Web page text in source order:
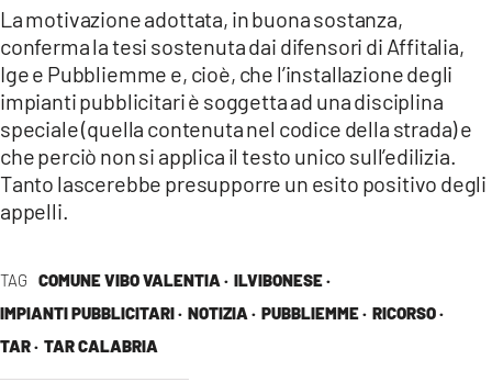
TAG COMUNE VIBO VALENTIA · ILVIBONESE ·
IMPIANTI PUBBLICITARI · NOTIZIA · PUBBLIEMME · RICORSO ·
TAR · TAR CALABRIA
La motivazione adottata, in buona sostanza,
conferma la tesi sostenuta dai difensori di Affitalia,
Ige e Pubbliemme e, cioè, che l’installazione degli
impianti pubblicitari è soggetta ad una disciplina
speciale (quella contenuta nel codice della strada) e
che perciò non si applica il testo unico sull’edilizia.
Tanto lascerebbe presupporre un esito positivo degli
appelli.